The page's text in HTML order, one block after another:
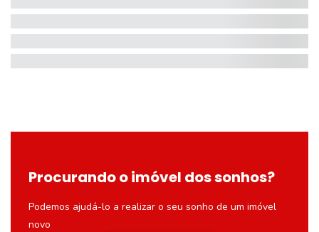
Procurando o imóvel dos sonhos?
Podemos ajudá-lo a realizar o seu sonho de um imóvel
novo